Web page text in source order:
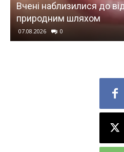
Вчені наблизилися до
природним шляхом
07.08.2026 0